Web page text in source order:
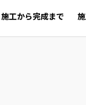
施工から完成まで